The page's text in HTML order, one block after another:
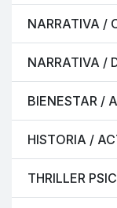
NARRATIVA /
NARRATIVA /
BIENESTAR /
HISTORIA /
THRILLER